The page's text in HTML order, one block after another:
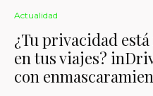
Actualidad
¿Tu privacidad
en tus viajes?
con